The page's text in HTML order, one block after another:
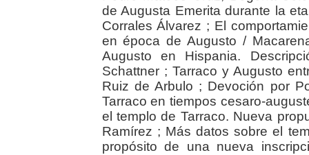
de Augusta Emerita durante la
Corrales Álvarez ; El
en época de Augusto /
Augusto en Hispania.
Schattner ; Tarraco y Augusto
Ruiz de Arbulo ; Devoción por
Tarraco en tiempos cesaro-
el templo de Tarraco. Nueva
Ramírez ; Más datos sobre el
propósito de una nueva